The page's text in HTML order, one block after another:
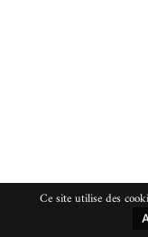
Ce site utilise des